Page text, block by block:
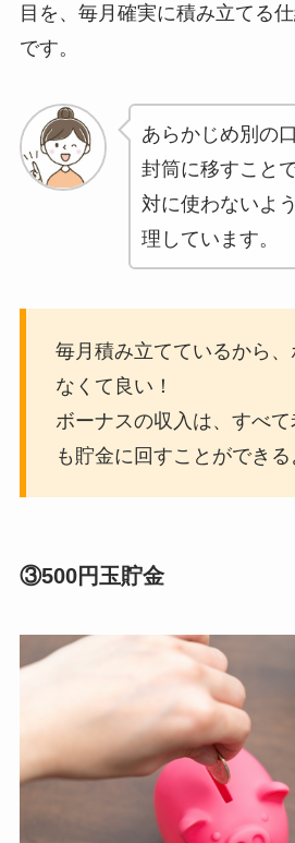
目を、毎月確実に積み立てる
です。
あらかじめ別の
封筒に移すこと
対に使わないよ
理しています。
毎月積み立てているから
なくて良い！
ボーナスの収入は、すべ
も貯金に回すことができ
③500円玉貯金